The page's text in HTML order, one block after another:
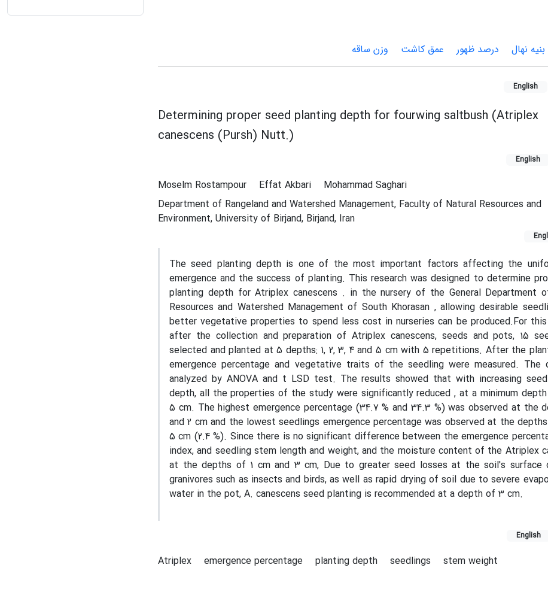
بنیه نهال درصد ظهور عمق کاشت وزن ساقه
English
Determining proper seed planting depth for fourwing saltbush (Atriplex
canescens (Pursh) Nutt.)
English
Moselm Rostampour Effat Akbari
Mohammad Saghari
Department of Rangeland and Watershed Management, Faculty of Natural Resources and
Environment, University of Birjand, Birjand, Iran
The seed planting depth is one of the most important factors affecting the
emergence and the success of planting. This research was designed to determine
planting depth for Atriplex canescens . in the nursery of the General Department
Resources and Watershed Management of South Khorasan , allowing desirable
better vegetative properties to spend less cost in nurseries can be produced.For this
after the collection and preparation of Atriplex canescens, seeds and pots, 15
selected and planted at 5 depths: 1, 2, 3, 4 and 5 cm with 5 repetitions. After the
emergence percentage and vegetative traits of the seedling were measured. The
analyzed by ANOVA and t LSD test. The results showed that with increasing
depth, all the properties of the study were significantly reduced , at a minimum
5 cm. The highest emergence percentage (34.7 % and 34.3 %) was observed at the
and 2 cm and the lowest seedlings emergence percentage was observed at the
5 cm (2.4 %). Since there is no significant difference between the emergence
index, and seedling stem length and weight, and the moisture content of the Atriplex
at the depths of 1 cm and 3 cm, Due to greater seed losses at the soil's surface
granivores such as insects and birds, as well as rapid drying of soil due to severe
water in the pot, A. canescens seed planting is recommended at a depth of 3 cm.
English
Atriplex emergence percentage planting depth seedlings
stem weight